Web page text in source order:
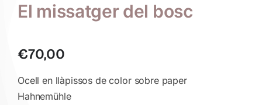
El missatger del bosc
€70,00
Ocell en llàpissos de color sobre paper
Hahnemühle